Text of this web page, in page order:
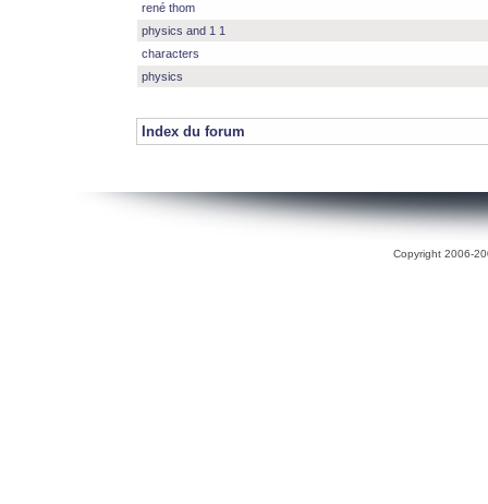
rené thom
physics and 1 1
characters
physics
Index du forum
Copyright 2006-